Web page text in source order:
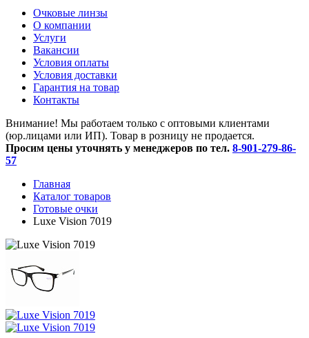
Очковые линзы
O компании
Услуги
Вакансии
Условия оплаты
Условия доставки
Гарантия на товар
Контакты
Внимание! Мы работаем только с оптовыми клиентами
(юр.лицами или ИП). Товар в розницу не продается.
Просим цены уточнять у менеджеров по тел. 8-901-279-86-
57
Главная
Каталог товаров
Готовые очки
Luxe Vision 7019